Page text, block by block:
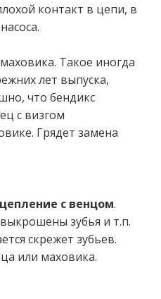
контакт в цепи, в
Такое иногда
лет выпуска,
что бендикс
с визгом
Грядет замена
с венцом.
зубья и т.п.
скрежет зубьев.
или маховика.